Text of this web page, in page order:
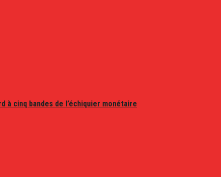
à cinq bandes de l’échiquier monétaire